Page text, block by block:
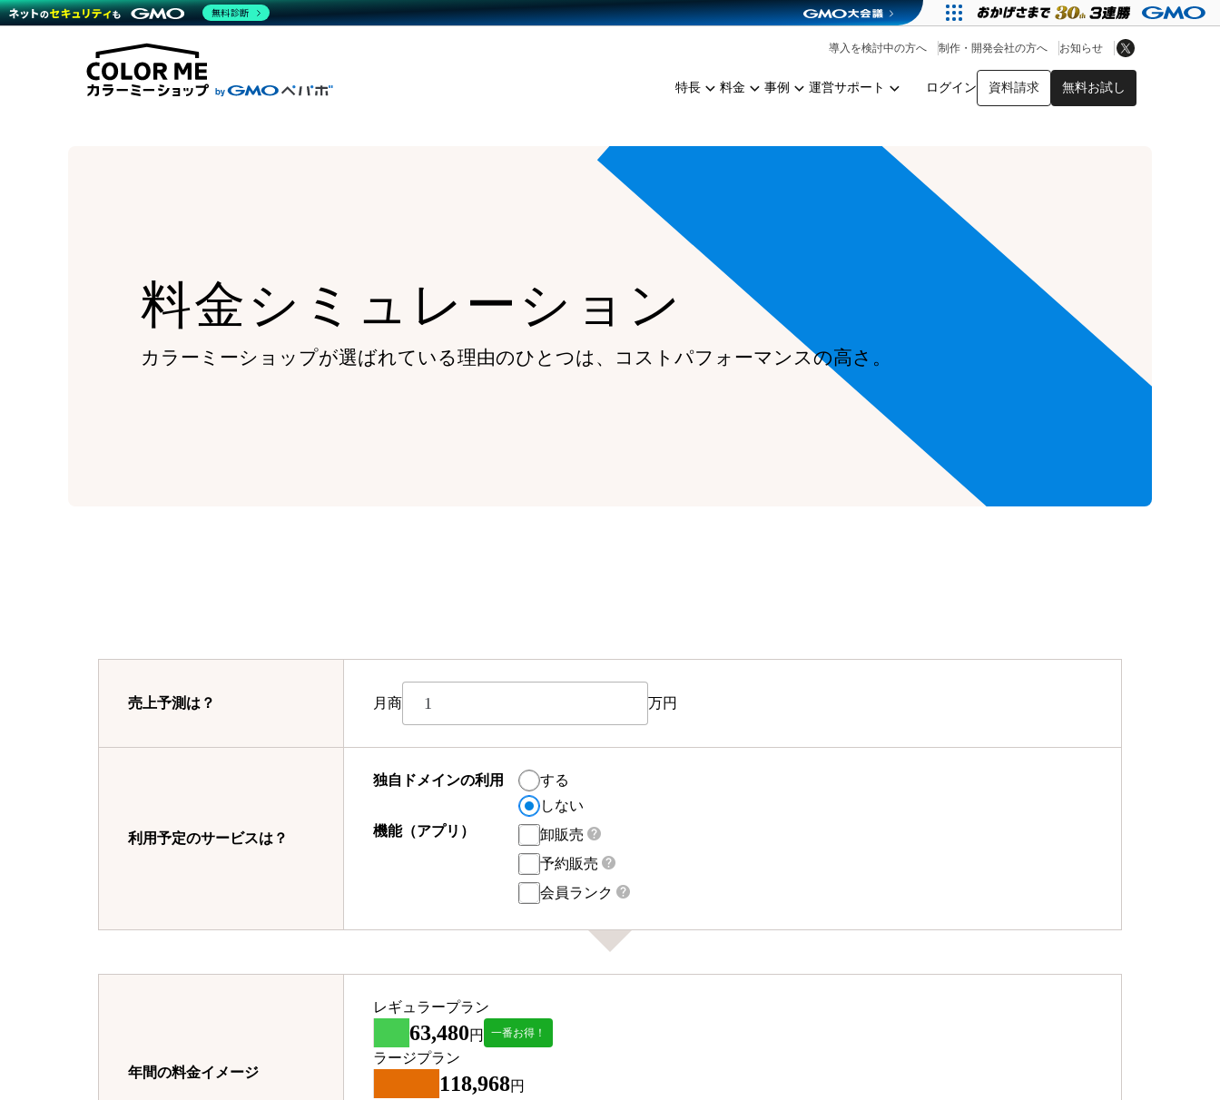
特長 料金 事例 運営サポート ログイン 資料請求 無料お試し
導入を検討中の方へ 制作・開発会社の方へ お知らせ
商材一覧を見る
機能一覧を見る
WordPress導入
複数店舗との連携
雑貨販売 アプリストア
料金
プラン・料金一覧を見る
料金シミュレーション
事例
運営サポート
サポート一覧を見る
コミュニティイベントCarty
料金シミュレーション
カラーミーショップが選ばれている理由のひとつは、 コストパフォーマンスの高さ。
売上予測は？ 月商 万円
利用予定のサービスは？
独自ドメインの利用
する
しない
機能（アプリ）
卸販売
予約販売
会員ランク
年間の料金イメージ
レギュラープラン
63,480円 一番お得！
ラージプラン
118,968円
無料診断